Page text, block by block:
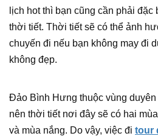
lịch hot thì bạn cũng cần phải đặc
thời tiết. Thời tiết sẽ có thể ảnh
chuyến đi nếu bạn không may đi
không đẹp.
Đảo Bình Hưng thuộc vùng
nên thời tiết nơi đây sẽ có hai
và mùa nắng. Do vậy, việc đi tour